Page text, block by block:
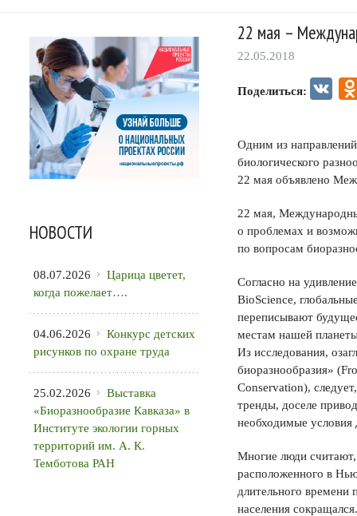
22 мая –
22.05.2018
Поделиться: VK
Одним из
биологического
22 мая объявлено
22 мая,
о проблемах и
по вопросам
Согласно на
BioScience,
переписывают
местам нашей
Из исследования,
биоразнообразия»
Conservation),
тренды, доселе
необходимые
Многие люди считают,
расположенного в
длительного времени
населения сокращался.
НОВОСТИ
08.07.2026
Царица цветет,
когда пожелает….
04.06.2026
Конкурс детских
рисунков по охране труда
25.02.2026
Выставка
«Биоразнообразие Кавказа» в
Институте экологии горных
территорий им. А. К.
Темботова РАН